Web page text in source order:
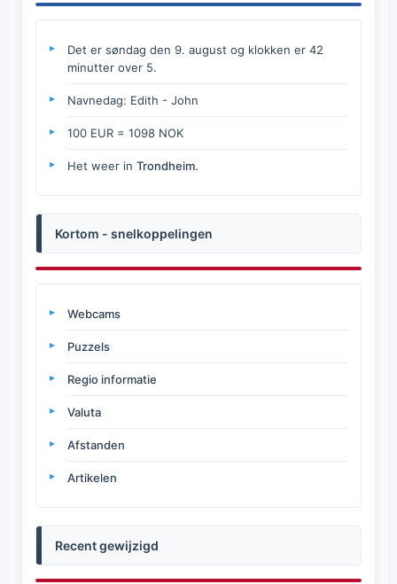
Det er søndag den 9. august og klokken er 42
minutter over 5.
Navnedag: Edith - John
100 EUR = 1098 NOK
Het weer in Trondheim.
Kortom - snelkoppelingen
Webcams
Puzzels
Regio informatie
Valuta
Afstanden
Artikelen
Recent gewijzigd